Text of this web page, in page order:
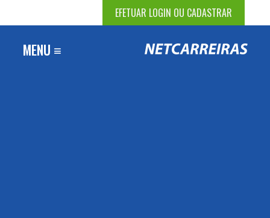
EFETUAR LOGIN OU CADASTRAR
MENU ≡